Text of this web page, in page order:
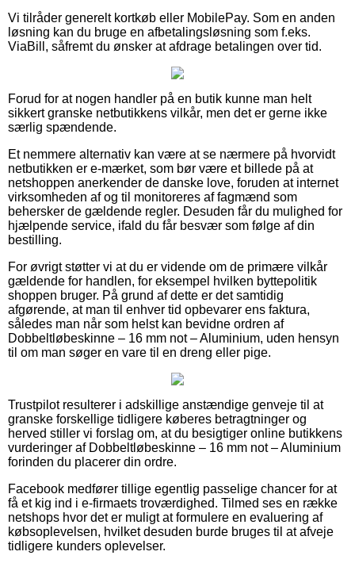
Vi tilråder generelt kortkøb eller MobilePay. Som en anden
løsning kan du bruge en afbetalingsløsning som f.eks.
ViaBill, såfremt du ønsker at afdrage betalingen over tid.
Forud for at nogen handler på en butik kunne man helt
sikkert granske netbutikkens vilkår, men det er gerne ikke
særlig spændende.
Et nemmere alternativ kan være at se nærmere på hvorvidt
netbutikken er e-mærket, som bør være et billede på at
netshoppen anerkender de danske love, foruden at internet
virksomheden af og til monitoreres af fagmænd som
behersker de gældende regler. Desuden får du mulighed for
hjælpende service, ifald du får besvær som følge af din
bestilling.
For øvrigt støtter vi at du er vidende om de primære vilkår
gældende for handlen, for eksempel hvilken byttepolitik
shoppen bruger. På grund af dette er det samtidig
afgørende, at man til enhver tid opbevarer ens faktura,
således man når som helst kan bevidne ordren af
Dobbeltløbeskinne – 16 mm not – Aluminium, uden hensyn
til om man søger en vare til en dreng eller pige.
Trustpilot resulterer i adskillige anstændige genveje til at
granske forskellige tidligere køberes betragtninger og
herved stiller vi forslag om, at du besigtiger online butikkens
vurderinger af Dobbeltløbeskinne – 16 mm not – Aluminium
forinden du placerer din ordre.
Facebook medfører tillige egentlig passelige chancer for at
få et kig ind i e-firmaets troværdighed. Tilmed ses en række
netshops hvor det er muligt at formulere en evaluering af
købsoplevelsen, hvilket desuden burde bruges til at afveje
tidligere kunders oplevelser.